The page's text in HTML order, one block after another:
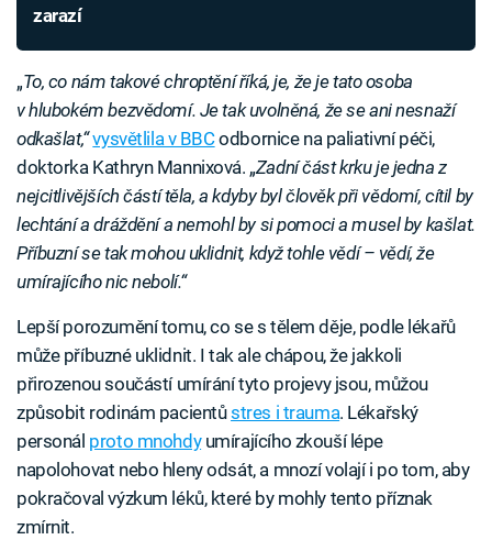
zarazí
„To, co nám takové chroptění říká, je, že je tato osoba
v hlubokém bezvědomí. Je tak uvolněná, že se ani nesnaží
odkašlat,“vysvětlila v BBCodbornice na paliativní péči,
doktorka Kathryn Mannixová. „Zadní část krku je jedna z
nejcitlivějších částí těla, a kdyby byl člověk při vědomí, cítil by
lechtání a dráždění a nemohl by si pomoci a musel by kašlat.
Příbuzní se tak mohou uklidnit, když tohle vědí – vědí, že
umírajícího nic nebolí.“
Lepší porozumění tomu, co se s tělem děje, podle lékařů
může příbuzné uklidnit. I tak ale chápou, že jakkoli
přirozenou součástí umírání tyto projevy jsou, můžou
způsobit rodinám pacientůstres i trauma. Lékařský
personál proto mnohdyumírajícího zkouší lépe
napolohovat nebo hleny odsát, a mnozí volají i po tom, aby
pokračoval výzkum léků, které by mohly tento příznak
zmírnit.